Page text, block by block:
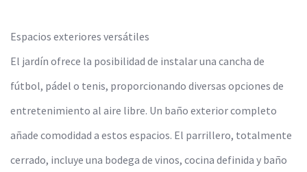
Espacios exteriores versátiles
El jardín ofrece la posibilidad de instalar una cancha de
fútbol, pádel o tenis, proporcionando diversas opciones de
entretenimiento al aire libre. Un baño exterior completo
añade comodidad a estos espacios. El parrillero, totalmente
cerrado, incluye una bodega de vinos, cocina definida y baño